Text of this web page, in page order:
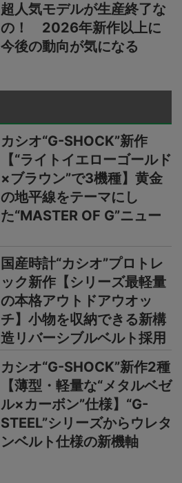
超人気モデルが生産終了な
の！ 2026年新作以上に
今後の動向が気になる
カシオ“G-SHOCK”新作
【“ライトイエローゴールド
×ブラウン”で3機種】黄金
の地平線をテーマにし
た“MASTER OF G”ニュー
国産時計“カシオ”プロトレ
ック新作【シリーズ最軽量
の本格アウトドアウオッ
チ】小物を収納できる新構
造リバーシブルベルト採用
カシオ“G-SHOCK”新作2種
【薄型・軽量な“メタルベゼ
ル×カーボン”仕様】“G-
STEEL”シリーズからウレタ
ンベルト仕様の新機軸